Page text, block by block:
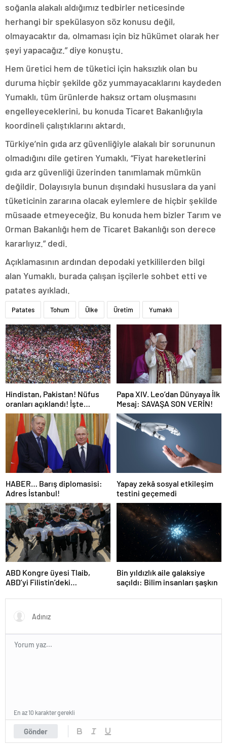
soğanla alakalı aldığımız tedbirler neticesinde
herhangi bir spekülasyon söz konusu değil,
olmayacaktır da, olmaması için biz hükümet olarak her
şeyi yapacağız.” diye konuştu.
Hem üretici hem de tüketici için haksızlık olan bu
duruma hiçbir şekilde göz yummayacaklarını kaydeden
Yumaklı, tüm ürünlerde haksız ortam oluşmasını
engelleyeceklerini, bu konuda Ticaret Bakanlığıyla
koordineli çalıştıklarını aktardı.
Türkiye’nin gıda arz güvenliğiyle alakalı bir sorununun
olmadığını dile getiren Yumaklı, “Fiyat hareketlerini
gıda arz güvenliği üzerinden tanımlamak mümkün
değildir. Dolayısıyla bunun dışındaki hususlara da yani
tüketicinin zararına olacak eylemlere de hiçbir şekilde
müsaade etmeyeceğiz. Bu konuda hem bizler Tarım ve
Orman Bakanlığı hem de Ticaret Bakanlığı son derece
kararlıyız.” dedi.
Açıklamasının ardından depodaki yetkililerden bilgi
alan Yumaklı, burada çalışan işçilerle sohbet etti ve
patates ayıkladı.
Patates Tohum Ülke Üretim Yumaklı
Hindistan, Pakistan! Nüfus
oranları açıklandı! İşte
Dünyanın en kalabalık ülkesi!
Dünya haritası ülkeler!
Papa XIV. Leo’dan Dünyaya İlk
Mesaj: SAVAŞA SON VERİN!
HABER… Barış diplomasisi:
Adres İstanbul!
Yapay zekâ sosyal etkileşim
testini geçemedi
ABD Kongre üyesi Tlaib,
ABD’yi Filistin’deki
olmakla itham etti
Bin yıldızlık aile galaksiye
saçıldı: Bilim insanları şaşkın
Gönder
En az 10 karakter gerekli